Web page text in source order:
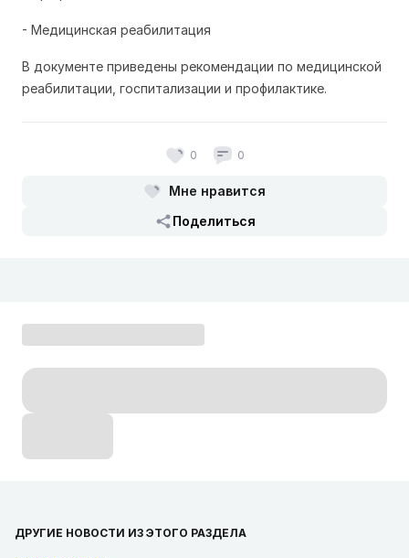
- Медицинская реабилитация
В документе приведены рекомендации по медицинской
реабилитации, госпитализации и профилактике.
0 0
Мне нравится
Поделиться
ДРУГИЕ НОВОСТИ ИЗ ЭТОГО РАЗДЕЛА